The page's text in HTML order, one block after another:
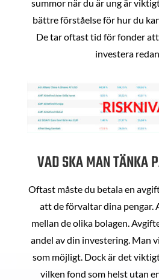
summor när du är ung är
bättre förståelse för hur du
De tar oftast tid för fonder
investera
VAD SKA MAN TÄNKA
Oftast måste du betala en
att de förvaltar dina pengar.
mellan de olika bolagen.
andel av din investering. Man
som möjligt. Dock är det
vilken fond som helst utan